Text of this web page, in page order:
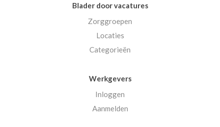
Blader door vacatures
Zorggroepen
Locaties
Categorieën
Werkgevers
Inloggen
Aanmelden